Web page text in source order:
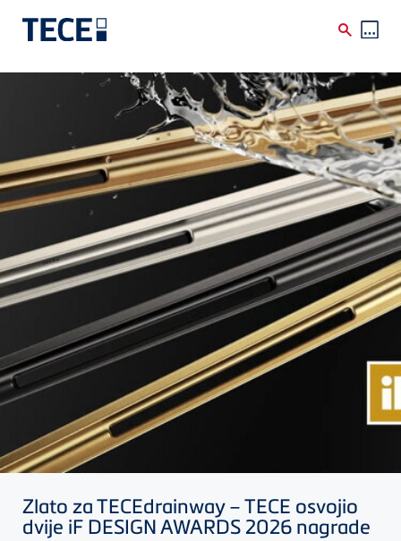
Skip to main content
Zlato zaTECEdrainway –TECE osvojio
dvije iF DESIGN AWARDS 2026 nagrade